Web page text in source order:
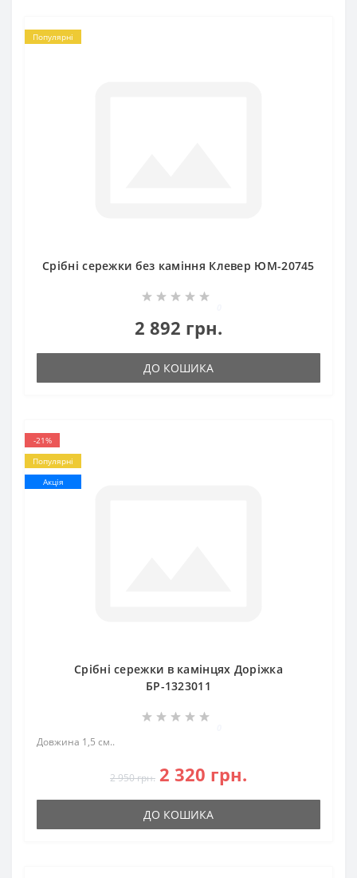
Популярні
Срібні сережки без каміння Клевер ЮМ-20745
2 892 грн.
ДО КОШИКА
-21%
Популярні
Акція
Срібні сережки в камінцях Доріжка
БР-1323011
Довжина 1,5 см..
2 950 грн. 2 320 грн.
ДО КОШИКА